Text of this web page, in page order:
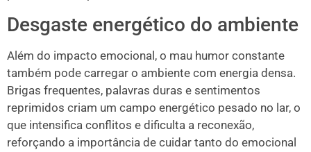
Desgaste energético do ambiente
Além do impacto emocional, o mau humor constante
também pode carregar o ambiente com energia densa.
Brigas frequentes, palavras duras e sentimentos
reprimidos criam um campo energético pesado no lar, o
que intensifica conflitos e dificulta a reconexão,
reforçando a importância de cuidar tanto do emocional